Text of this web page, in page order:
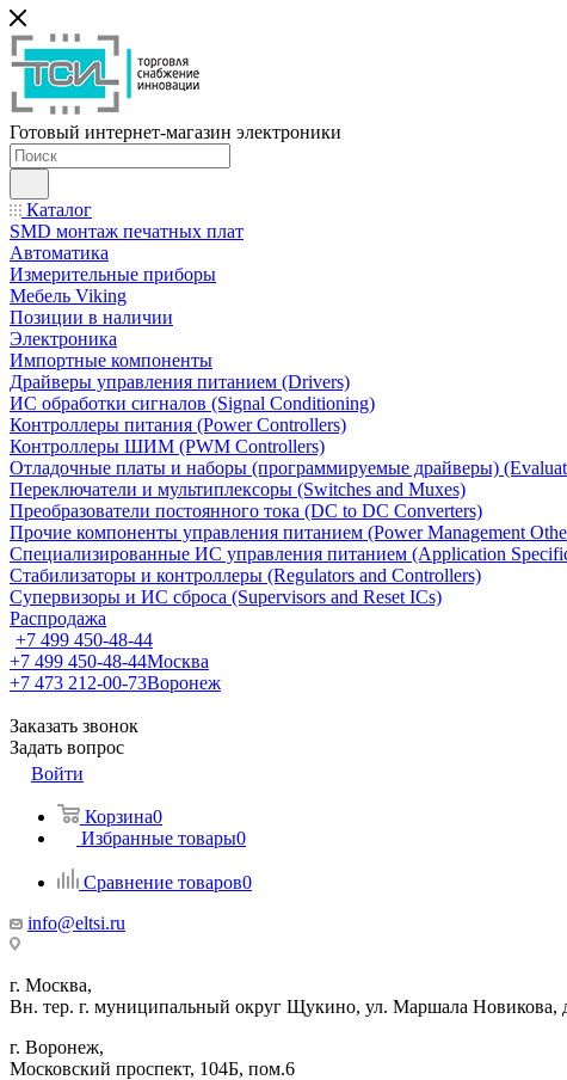
Готовый интернет-магазин электроники
Каталог
SMD монтаж печатных плат
Автоматика
Измерительные приборы
Мебель Viking
Позиции в наличии
Электроника
Импортные компоненты
Драйверы управления питанием (Drivers)
ИС обработки сигналов (Signal Conditioning)
Контроллеры питания (Power Controllers)
Контроллеры ШИМ (PWM Controllers)
Отладочные платы и наборы (программируемые драйверы)
Переключатели и мультиплексоры (Switches and Muxes)
Преобразователи постоянного тока (DC to DC Converters)
Прочие компоненты управления питанием (Power Management
Специализированные ИС управления питанием (Application
Стабилизаторы и контроллеры (Regulators and Controllers)
Супервизоры и ИС сброса (Supervisors and Reset ICs)
Распродажа
+7 499 450-48-44
+7 499 450-48-44Москва
+7 473 212-00-73Воронеж
Заказать звонок
Задать вопрос
Войти
Корзина0
Избранные товары0
Сравнение товаров0
info@eltsi.ru
г. Москва,
Вн. тер. г. муниципальный округ Щукино, ул. Маршала Новикова,
г. Воронеж,
​Московский проспект, 104Б, пом.6